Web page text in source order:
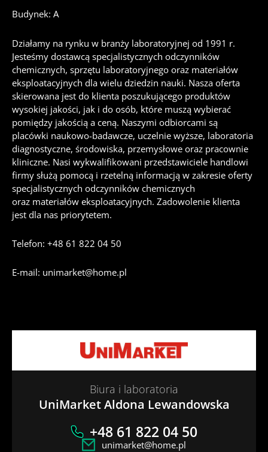
Budynek: A
Działamy na rynku w branży laboratoryjnej od 1991 r.
Jesteśmy dostawcą specjalistycznych odczynników
chemicznych, sprzętu laboratoryjnego oraz materiałów
eksploatacyjnych dla wielu dziedzin nauki. Nasza oferta
skierowana jest do klienta poszukującego produktów
wysokiej jakości, jak i do osób, które muszą wybierać
pomiędzy jakością a ceną. Naszymi odbiorcami są
placówki naukowo-badawcze, uczelnie wyższe, laboratoria
diagnostyczne, środowiska, przemysłowe oraz pracownie
kliniczne. Nasi wykwalifikowani przedstawiciele handlowi
firmy służą pomocą i rzetelną informacją w zakresie oferty
specjalistycznych odczynników chemicznych
oraz materiałów eksploatacyjnych. Zadowolenie klienta
jest dla nas priorytetem.
Telefon: +48 61 822 04 50
E-mail: unimarket@home.pl
Biura i laboratoria
UniMarket Aldona Lewandowska
+48 61 822 04 50
unimarket@home.pl